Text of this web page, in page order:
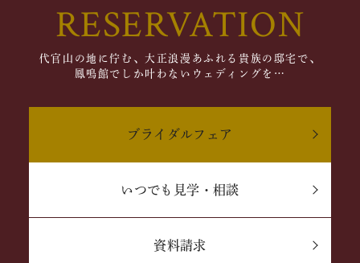
RESERVATION
代官山の地に佇む、大正浪漫あふれる貴族の邸宅で、
鳳鳴館でしか叶わないウェディングを…
ブライダルフェア
いつでも見学・相談
資料請求